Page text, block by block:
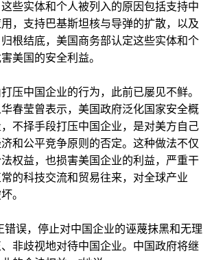
些实体和个人被列入的原因包括支持中
，支持巴基斯坦核与导弹的扩散，以及
根结底，美国商务部认定这些实体和个
美国的安全利益。
压中国企业的行为，此前已屡见不鲜。
春莹曾表示，美国政府泛化国家安全概
不择手段打压中国企业，是对美方自己
和公平竞争原则的否定。这种做法不仅
权益，也损害美国企业的利益，严重干
的科技交流和贸易往来，对全球产业
。
错误，停止对中国企业的诬蔑抹黑和无理
非歧视地对待中国企业。中国政府将继